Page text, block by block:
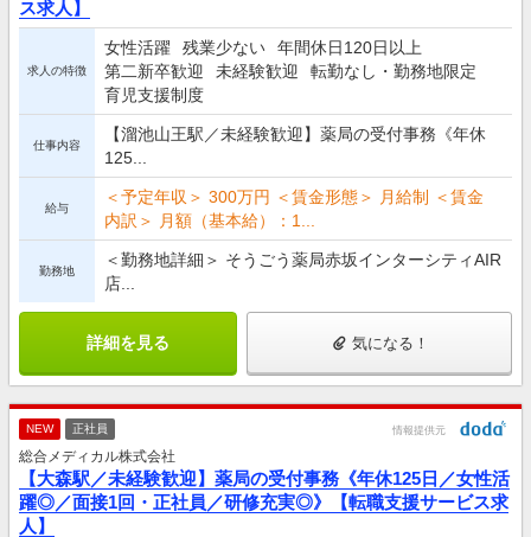
ス求人】
求人の特徴
女性活躍 残業少ない
年間休日120日以上
第二新卒歓迎
未経験歓迎
転勤なし・勤務地限定
育児支援制度
仕事内容
【溜池山王駅／未経験歓迎】薬局の受付事務《年休
125...
給与
＜予定年収＞ 300万円 ＜賃金形態＞ 月給制 ＜賃金
内訳＞ 月額（基本給）：1...
勤務地
＜勤務地詳細＞ そうごう薬局赤坂インターシティAIR
店...
詳細を見る 気になる！
NEW 正社員 情報提供元
総合メディカル株式会社
【大森駅／未経験歓迎】薬局の受付事務《年休125日／女性活
躍◎／面接1回・正社員／研修充実◎》【転職支援サービス求
人】